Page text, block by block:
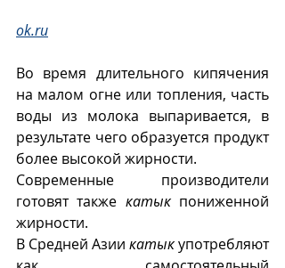
ok.ru
Во время длительного кипячения
на малом огне или топления, часть
воды из молока выпаривается, в
результате чего образуется продукт
более высокой жирности.
Современные производители
готовят также катык пониженной
жирности.
В Средней Азии катык употребляют